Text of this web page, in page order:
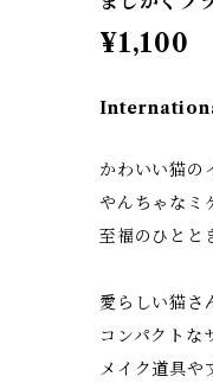
¥1,100
かわいい猫の
やんちゃなミ
至福のひとと
愛らしい猫さ
コンパクトな
メイク道具や